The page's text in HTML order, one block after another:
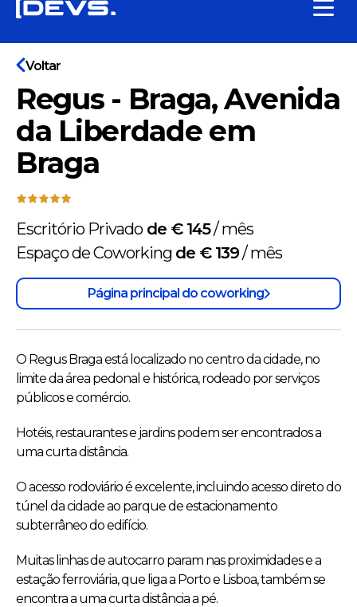
Voltar
Regus - Braga, Avenida
da Liberdade em
Braga
Escritório Privadode € 145/mês
Espaço de Coworking de € 139/mês
Página principal do coworking
O Regus Braga está localizado no centro da cidade, no
limite da área pedonal e histórica, rodeado por serviços
públicos e comércio.
Hotéis, restaurantes e jardins podem ser encontrados a
uma curta distância.
O acesso rodoviário é excelente, incluindo acesso direto do
túnel da cidade ao parque de estacionamento
subterrâneo do edifício.
Muitas linhas de autocarro param nas proximidades e a
estação ferroviária, que liga a Porto e Lisboa, também se
encontra a uma curta distância a pé.